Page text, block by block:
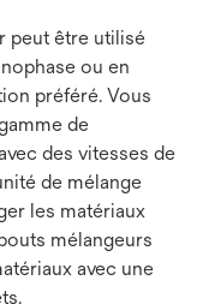
peut être utilisé
ou en
préféré. Vous
de
des vitesses de
de mélange
les matériaux
mélangeurs
avec une